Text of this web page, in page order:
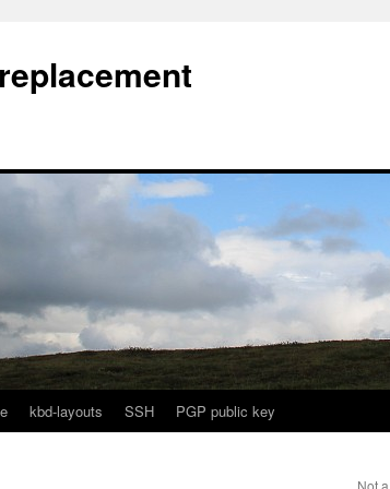
kbd-layouts SSH PGP public key
Not